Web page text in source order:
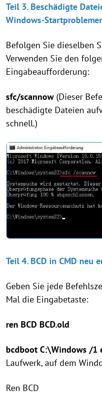
Teil 3. Beschädigte
Windows-
Befolgen Sie dieselben
Verwenden Sie den
Eingabeaufforderung:
sfc/scannow (Dieser
beschädigte Dateien
schnell.)
Teil 4. BCD in CMD neu
Geben Sie jede
Mal die Eingabetaste:
ren BCD BCD.old
bcdboot C:\Windows /1
Laufwerk, auf dem
Ren BCD